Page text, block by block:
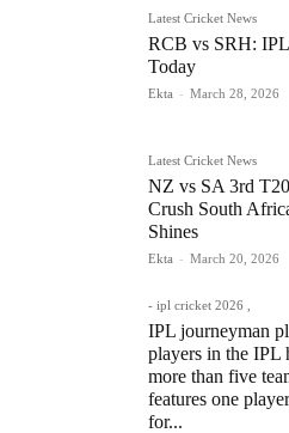
Latest Cricket News
RCB vs SRH:
Today
Ekta - March 28, 2026
Latest Cricket News
NZ vs SA 3rd
Crush South
Shines
Ekta - March 20, 2026
- ipl cricket 2026 ,
IPL journeyman
players in the IPL
more than five
features one
for...